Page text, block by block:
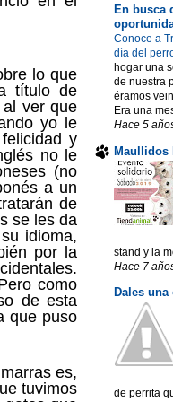
lo que
título de
ver que
yo le
y
no le
(no
a un
de
se les da
idioma,
por la
como
de esta
que puso
es,
tuvimos
En busca
Conoce a
día del
hogar una
de nuestra
éramos
Era una
Hace 5
Maullidos
stand y la
Hace 7
Dales
de perrita